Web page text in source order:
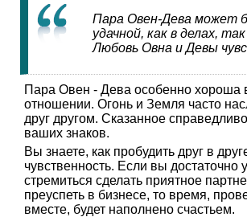
Пара Овен-Дева может
удачной, как в делах,
Любовь Овна и Девы
Пара Овен - Дева особенно хороша
отношении. Огонь и Земля часто
друг другом. Сказанное
ваших знаков.
Вы знаете, как пробудить друг в
чувственность. Если вы достаточно
стремиться сделать приятное
преуспеть в бизнесе, то время,
вместе, будет наполнено счастьем.